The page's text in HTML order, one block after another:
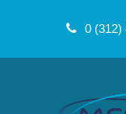
0 (312)